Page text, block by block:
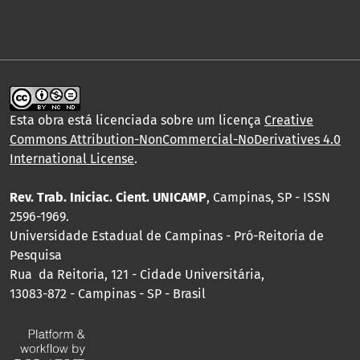
Esta obra está licenciada sobre um licença Creative
Commons Attribution-NonCommercial-NoDerivatives 4.0
International License.
Rev. Trab. Iniciac. Cient. UNICAMP, Campinas, SP - ISSN
2596-1969.
Universidade Estadual de Campinas - Pró-Reitoria de
Pesquisa
Rua da Reitoria, 121 - Cidade Universitária,
13083-872 - Campinas - SP - Brasil